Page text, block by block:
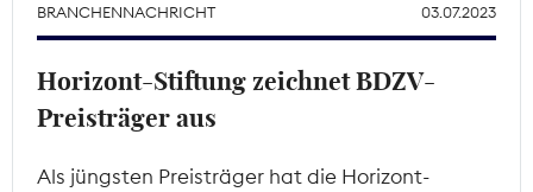
BRANCHENNACHRICHT 03.07.2023
Horizont-Stiftung zeichnet BDZV-
Preisträger aus
Als jüngsten Preisträger hat die Horizont-